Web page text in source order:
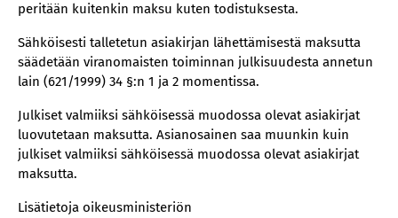
peritään kuitenkin maksu kuten todistuksesta.
Sähköisesti talletetun asiakirjan lähettämisestä maksutta
säädetään viranomaisten toiminnan julkisuudesta annetun
lain (621/1999) 34 §:n 1 ja 2 momentissa.
Julkiset valmiiksi sähköisessä muodossa olevat asiakirjat
luovutetaan maksutta. Asianosainen saa muunkin kuin
julkiset valmiiksi sähköisessä muodossa olevat asiakirjat
maksutta.
Lisätietoja oikeusministeriön